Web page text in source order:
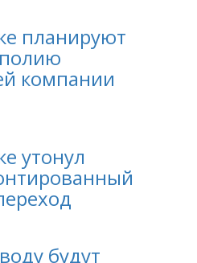
планируют
компании
утонул
будут